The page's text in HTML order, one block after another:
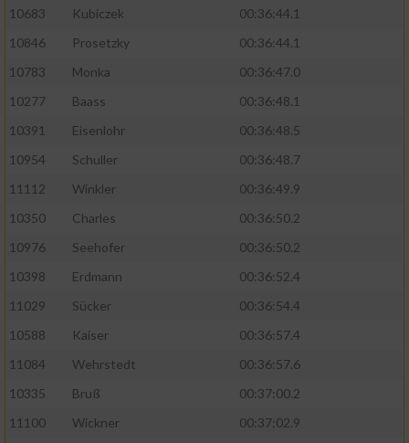
10683
Kubiczek
00:36:44.1
10846
Prosetzky
00:36:44.1
10783
Monka
00:36:47.0
10277
Baass
00:36:48.1
10391
Eisenlohr
00:36:48.5
10954
Schuller
00:36:48.7
11112
Winkler
00:36:49.9
10350
Charles
00:36:50.2
10976
Seehofer
00:36:50.2
10398
Erdmann
00:36:52.4
11029
Sücker
00:36:54.4
10588
Kaiser
00:36:57.4
11084
Wehrstedt
00:36:57.6
10335
Bruß
00:37:00.2
11100
Wickner
00:37:02.9